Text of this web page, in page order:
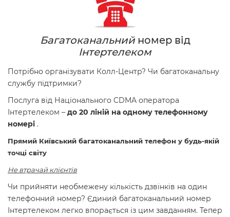
Багатоканальнийномер від
Інтертелеком
Потрібно організувати Колл-Центр? Чи багатоканальну
службу підтримки?
Послуга від Національного CDMA оператора
Інтертелеком – до 20 ліній на одному телефонному
номері .
Прямий Київський багатоканальний телефон у будь-якій
точці світу
Не втрачай клієнтів
Чи прийняти необмежену кількість дзвінків на один
телефонний номер? Єдиний багатоканальний номер
Інтертелеком легко впорається із цим завданням. Тепер